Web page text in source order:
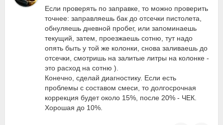
Если проверять по заправке, то можно проверить
точнее: заправляешь бак до отсечки пистолета,
обнуляешь дневной пробег, или запоминаешь
текущий, затем, проезжаешь сотню, тут надо
опять быть у той же колонки, снова заливаешь до
отсечки, смотришь на залитые литры на колонке -
это расход на сотню ).
Конечно, сделай диагностику. Если есть
проблемы с составом смеси, то долгосрочная
коррекция будет около 15%, после 20% - ЧЕК.
Хорошая до 10%.